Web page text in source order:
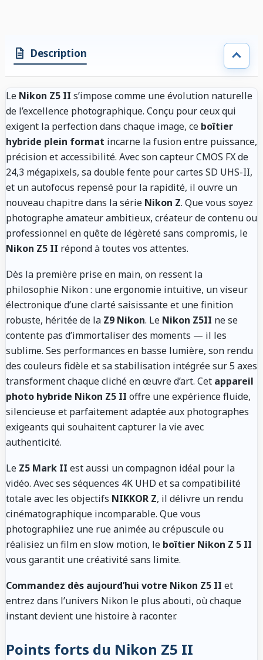
Description
Le Nikon Z5 II s’impose comme une évolution naturelle
de l’excellence photographique. Conçu pour ceux qui
exigent la perfection dans chaque image, ce boîtier
hybride plein format incarne la fusion entre puissance,
précision et accessibilité. Avec son capteur CMOS FX de
24,3 mégapixels, sa double fente pour cartes SD UHS-II,
et un autofocus repensé pour la rapidité, il ouvre un
nouveau chapitre dans la série Nikon Z. Que vous soyez
photographe amateur ambitieux, créateur de contenu ou
professionnel en quête de légèreté sans compromis, le
Nikon Z5 II répond à toutes vos attentes.
Dès la première prise en main, on ressent la
philosophie Nikon : une ergonomie intuitive, un viseur
électronique d’une clarté saisissante et une finition
robuste, héritée de la Z9 Nikon. Le Nikon Z5II ne se
contente pas d’immortaliser des moments — il les
sublime. Ses performances en basse lumière, son rendu
des couleurs fidèle et sa stabilisation intégrée sur 5 axes
transforment chaque cliché en œuvre d’art. Cet appareil
photo hybride Nikon Z5 II offre une expérience fluide,
silencieuse et parfaitement adaptée aux photographes
exigeants qui souhaitent capturer la vie avec
authenticité.
Le Z5 Mark II est aussi un compagnon idéal pour la
vidéo. Avec ses séquences 4K UHD et sa compatibilité
totale avec les objectifs NIKKOR Z, il délivre un rendu
cinématographique incomparable. Que vous
photographiiez une rue animée au crépuscule ou
réalisiez un film en slow motion, le boîtier Nikon Z 5 II
vous garantit une créativité sans limite.
Commandez dès aujourd’hui votre Nikon Z5 II et
entrez dans l’univers Nikon le plus abouti, où chaque
instant devient une histoire à raconter.
Points forts du Nikon Z5 II